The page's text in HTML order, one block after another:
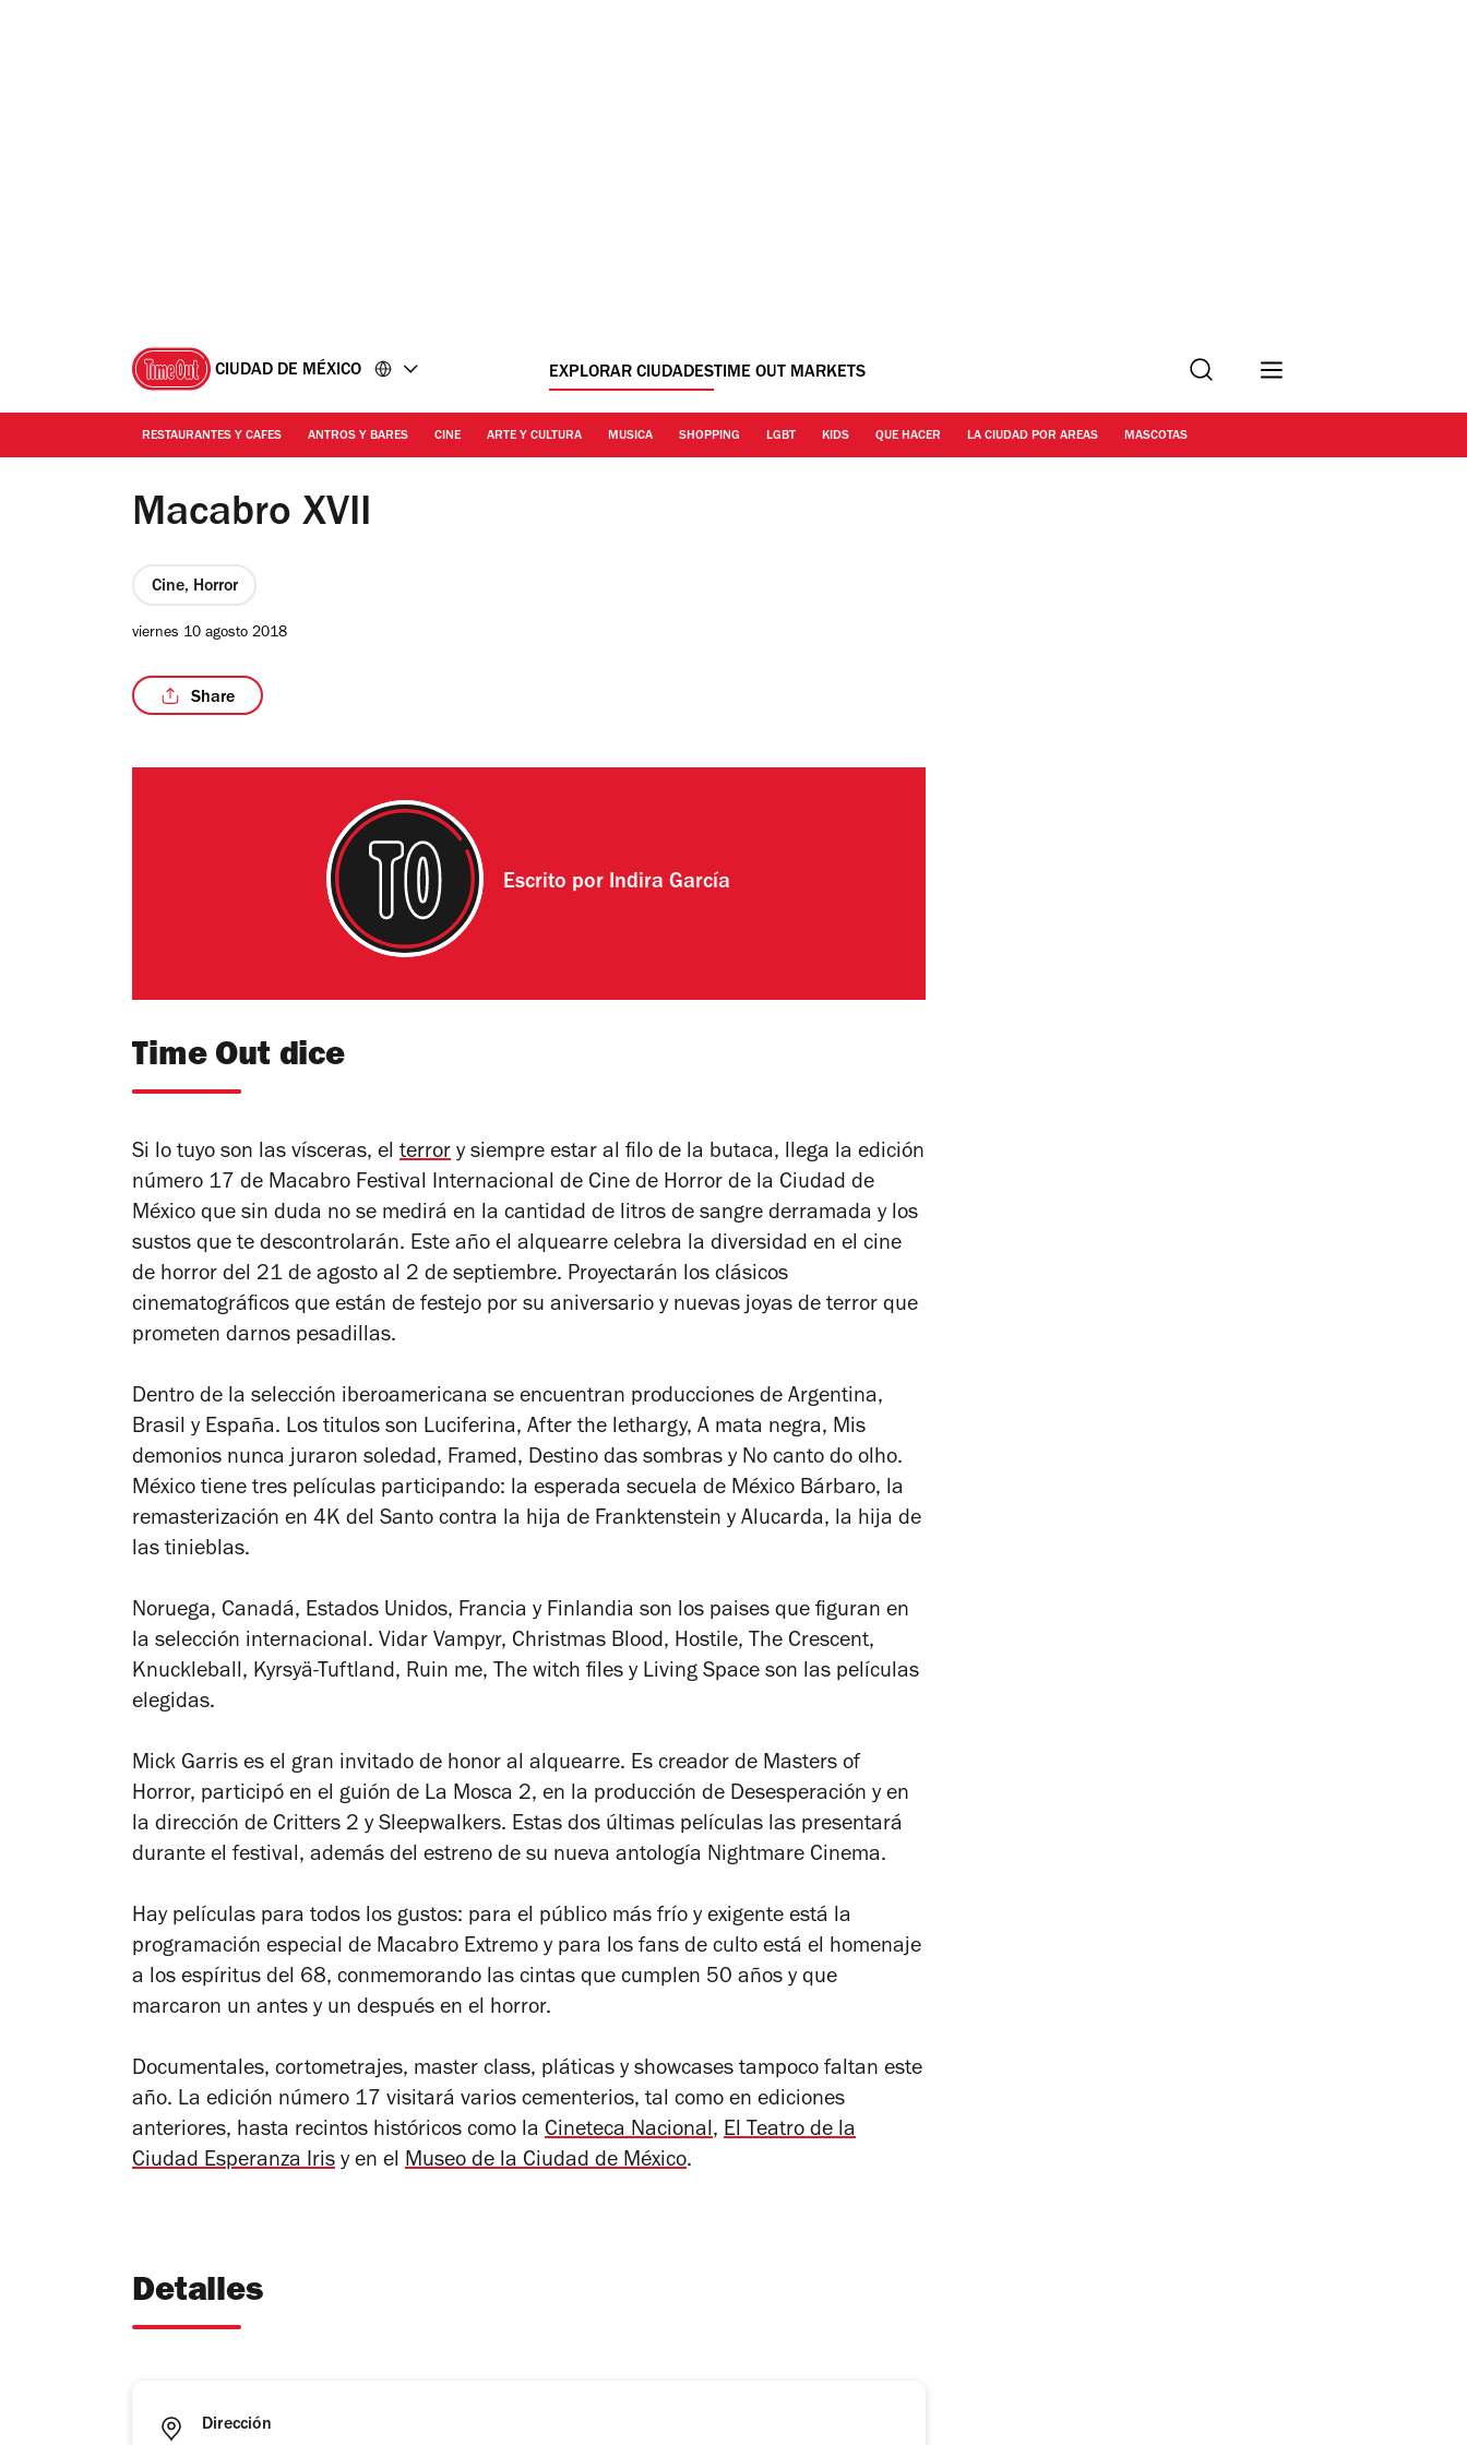
CIUDAD DE MÉXICO EXPLORAR CIUDADESTIME OUT MARKETS Buscar
RESTAURANTES Y CAFES ANTROS Y BARES CINE ARTE Y CULTURA MUSICA SHOPPING LGBT KIDS QUE HACER LA CIUDAD POR AREAS MASCOTAS
Macabro XVII
Cine, Horror
viernes 10 agosto 2018
Share
Escrito por Indira García
Time Out dice
Si lo tuyo son las vísceras, el terror y siempre estar al filo de la butaca, llega la edición
número 17 de Macabro Festival Internacional de Cine de Horror de la Ciudad de
México que sin duda no se medirá en la cantidad de litros de sangre derramada y los
sustos que te descontrolarán. Este año el alquearre celebra la diversidad en el cine
de horror del 21 de agosto al 2 de septiembre. Proyectarán los clásicos
cinematográficos que están de festejo por su aniversario y nuevas joyas de terror que
prometen darnos pesadillas.
Dentro de la selección iberoamericana se encuentran producciones de Argentina,
Brasil y España. Los titulos son Luciferina, After the lethargy, A mata negra, Mis
demonios nunca juraron soledad, Framed, Destino das sombras y No canto do olho.
México tiene tres películas participando: la esperada secuela de México Bárbaro, la
remasterización en 4K del Santo contra la hija de Franktenstein y Alucarda, la hija de
las tinieblas.
Noruega, Canadá, Estados Unidos, Francia y Finlandia son los paises que figuran en
la selección internacional. Vidar Vampyr, Christmas Blood, Hostile, The Crescent,
Knuckleball, Kyrsyä-Tuftland, Ruin me, The witch files y Living Space son las películas
elegidas.
Mick Garris es el gran invitado de honor al alquearre. Es creador de Masters of
Horror, participó en el guión de La Mosca 2, en la producción de Desesperación y en
la dirección de Critters 2 y Sleepwalkers. Estas dos últimas películas las presentará
durante el festival, además del estreno de su nueva antología Nightmare Cinema.
Hay películas para todos los gustos: para el público más frío y exigente está la
programación especial de Macabro Extremo y para los fans de culto está el homenaje
a los espíritus del 68, conmemorando las cintas que cumplen 50 años y que
marcaron un antes y un después en el horror.
Documentales, cortometrajes, master class, pláticas y showcases tampoco faltan este
año. La edición número 17 visitará varios cementerios, tal como en ediciones
anteriores, hasta recintos históricos como la Cineteca Nacional, El Teatro de la
Ciudad Esperanza Iris y en el Museo de la Ciudad de México.
Detalles
Dirección